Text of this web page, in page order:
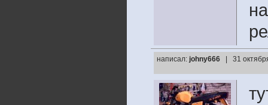
написал: johny666 | 31